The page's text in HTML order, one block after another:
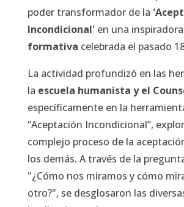
poder transformador de la
Incondicional'en una inspiradora
formativa celebrada el pasado
La actividad profundizó en las
la escuela humanista y el
específicamente en la
“Aceptación Incondicional”,
complejo proceso de la
los demás. A través de la
"¿Cómo nos miramos y cómo
otro?", se desglosaron las